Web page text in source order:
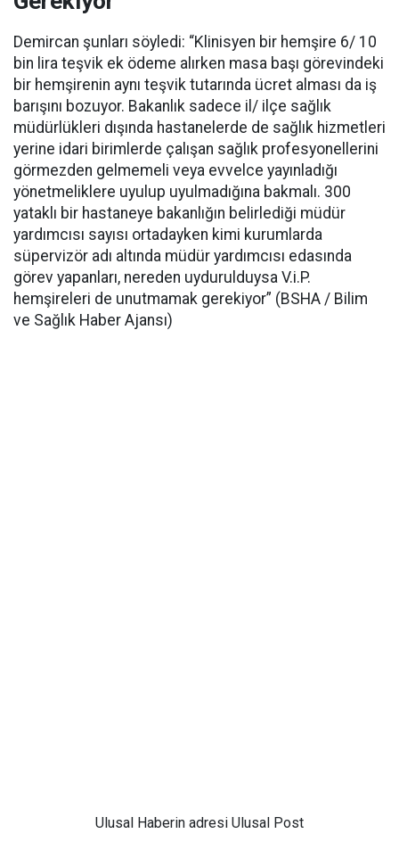
Demircan şunları söyledi: “Klinisyen bir hemşire 6/ 10
bin lira teşvik ek ödeme alırken masa başı görevindeki
bir hemşirenin aynı teşvik tutarında ücret alması da iş
barışını bozuyor. Bakanlık sadece il/ ilçe sağlık
müdürlükleri dışında hastanelerde de sağlık hizmetleri
yerine idari birimlerde çalışan sağlık profesyonellerini
görmezden gelmemeli veya evvelce yayınladığı
yönetmeliklere uyulup uyulmadığına bakmalı. 300
yataklı bir hastaneye bakanlığın belirlediği müdür
yardımcısı sayısı ortadayken kimi kurumlarda
süpervizör adı altında müdür yardımcısı edasında
görev yapanları, nereden uydurulduysa V.i.P.
hemşireleri de unutmamak gerekiyor” (BSHA / Bilim
ve Sağlık Haber Ajansı)
Ulusal Haberin adresi Ulusal Post